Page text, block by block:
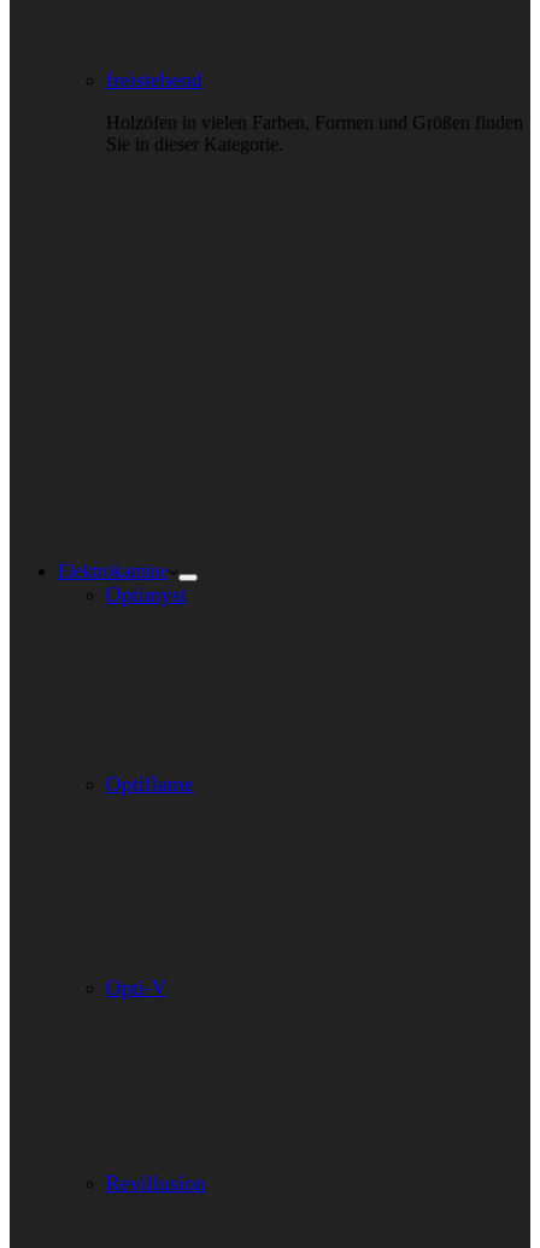
freistehend
Holzöfen in vielen Farben, Formen und Größen finden
Sie in dieser Kategorie.
Elektrokamine
Optimyst
Optiflame
Opti-V
Revillusion